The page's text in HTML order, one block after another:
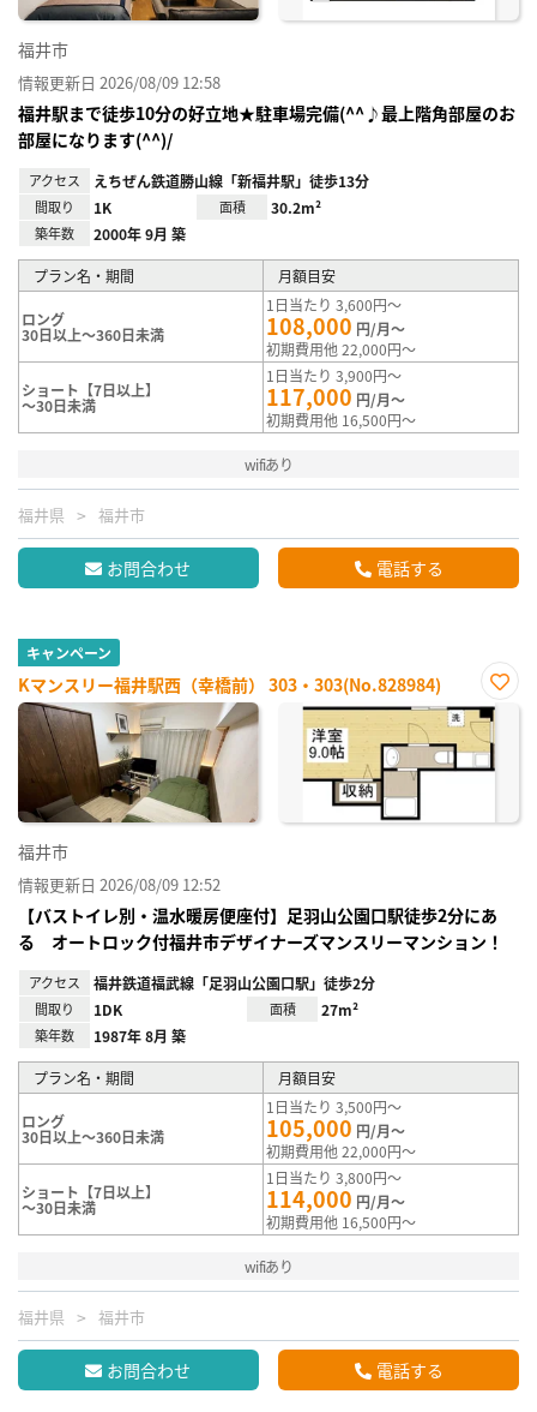
福井市
情報更新日 2026/08/09 12:58
福井駅まで徒歩10分の好立地★駐車場完備(^^♪最上階角部屋のお
部屋になります(^^)/
アクセス えちぜん鉄道勝山線「新福井駅」徒歩13分
間取り 1K 面積 30.2m²
築年数 2000年 9月 築
プラン名・期間 月額目安
ロング
30日以上～360日未満
1日当たり 3,600円～
108,000 円/月～
初期費用他 22,000円～
ショート【7日以上】
～30日未満
1日当たり 3,900円～
117,000 円/月～
初期費用他 16,500円～
wifiあり
福井県 福井市
お問合わせ 電話する
キャンペーン
Kマンスリー福井駅西（幸橋前） 303・303(No.828984)
お気
に入
り登
録
福井市
情報更新日 2026/08/09 12:52
【バストイレ別・温水暖房便座付】足羽山公園口駅徒歩2分にあ
る オートロック付福井市デザイナーズマンスリーマンション！
アクセス 福井鉄道福武線「足羽山公園口駅」徒歩2分
間取り 1DK 面積 27m²
築年数 1987年 8月 築
プラン名・期間 月額目安
ロング
30日以上～360日未満
1日当たり 3,500円～
105,000 円/月～
初期費用他 22,000円～
ショート【7日以上】
～30日未満
1日当たり 3,800円～
114,000 円/月～
初期費用他 16,500円～
wifiあり
福井県 福井市
お問合わせ 電話する